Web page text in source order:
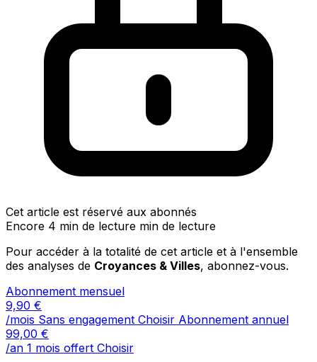
Cet article est réservé aux abonnés
Encore 4 min de lecture min de lecture
Pour accéder à la totalité de cet article et à l'ensemble
des analyses de Croyances & Villes, abonnez-vous.
Abonnement mensuel
9,90 €
/mois Sans engagement Choisir Abonnement annuel
99,00 €
/an 1 mois offert Choisir